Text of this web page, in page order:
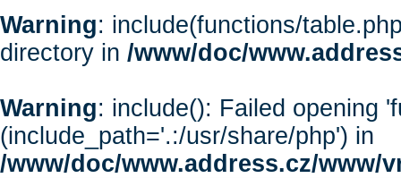
Warning: include(functions/
directory in /www/doc/
Warning: include(): Failed opening
(include_path='.:/usr/share/php') in
/www/doc/www.address.cz/www/